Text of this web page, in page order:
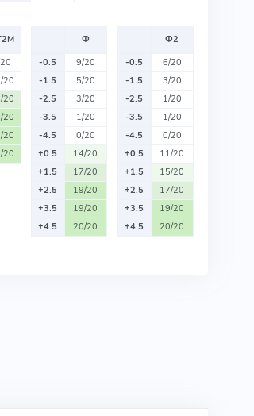
20
20
20
20
20
Ф
-0.5
9/20
-1.5
5/20
-2.5
3/20
-3.5
1/20
-4.5
0/20
+0.5
14/20
+1.5
17/20
+2.5
19/20
+3.5
19/20
+4.5
20/20
Ф2
-0.5
6/20
-1.5
3/20
-2.5
1/20
-3.5
1/20
-4.5
0/20
+0.5
11/20
+1.5
15/20
+2.5
17/20
+3.5
19/20
+4.5
20/20